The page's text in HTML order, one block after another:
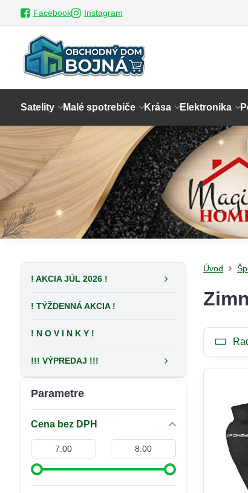
Facebook Instagram
Satelity Malé spotrebiče Krása Elektronika
Úvod
Parametre
Cena bez DPH
Od: Do:
! AKCIA JÚL 2026 !
! TÝŽDENNÁ AKCIA !
! N O V I N K Y !
!!! VÝPREDAJ !!!